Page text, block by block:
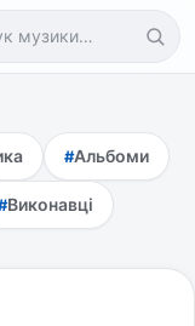
Альбоми
Виконавці